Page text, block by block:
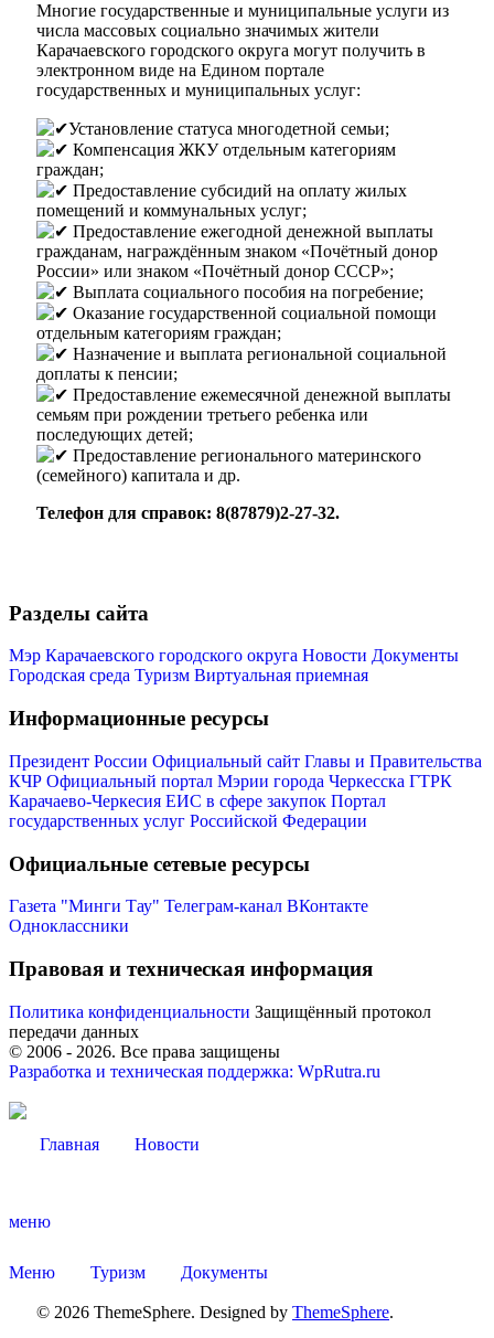
Многие государственные и муниципальные услуги из
числа массовых социально значимых жители
Карачаевского городского округа могут получить в
электронном виде на Едином портале
государственных и муниципальных услуг:
Установление статуса многодетной семьи;
Компенсация ЖКУ отдельным категориям
граждан;
Предоставление субсидий на оплату жилых
помещений и коммунальных услуг;
Предоставление ежегодной денежной выплаты
гражданам, награждённым знаком «Почётный донор
России» или знаком «Почётный донор СССР»;
Выплата социального пособия на погребение;
Оказание государственной социальной помощи
отдельным категориям граждан;
Назначение и выплата региональной социальной
доплаты к пенсии;
Предоставление ежемесячной денежной выплаты
семьям при рождении третьего ребенка или
последующих детей;
Предоставление регионального материнского
(семейного) капитала и др.
Телефон для справок: 8(87879)2-27-32.
Разделы сайта
Мэр Карачаевского городского округа Новости Документы
Городская среда Туризм Виртуальная приемная
Информационные ресурсы
Президент России Официальный сайт Главы и Правительства
КЧР Официальный портал Мэрии города Черкесска ГТРК
Карачаево-Черкесия ЕИС в сфере закупок Портал
государственных услуг Российской Федерации
Официальные сетевые ресурсы
Газета "Минги Тау" Телеграм-канал ВКонтакте
Одноклассники
Правовая и техническая информация
Политика конфиденциальности Защищённый протокол
передачи данных
© 2006 - 2026. Все права защищены
Разработка и техническая поддержка: WpRutra.ru
Главная Новости
меню
Меню Туризм Документы
© 2026 ThemeSphere. Designed by ThemeSphere.
Мэр
Администрация